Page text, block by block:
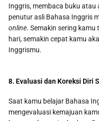
Inggris, membaca buku atau
penutur asli Bahasa Inggris
online. Semakin sering
hari, semakin cepat kamu
Inggrismu.
8. Evaluasi dan Koreksi Diri
Saat kamu belajar Bahasa
mengevaluasi kemajuan